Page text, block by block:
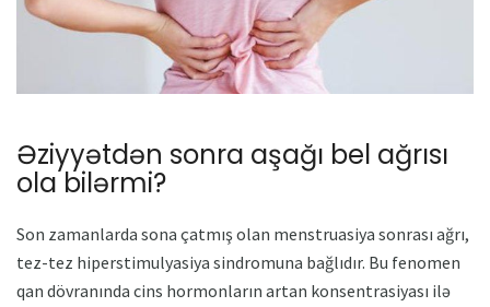
Əziyyətdən sonra aşağı bel ağrısı
ola bilərmi?
Son zamanlarda sona çatmış olan menstruasiya sonrası ağrı,
tez-tez hiperstimulyasiya sindromuna bağlıdır. Bu fenomen
qan dövranında cins hormonların artan konsentrasiyası ilə